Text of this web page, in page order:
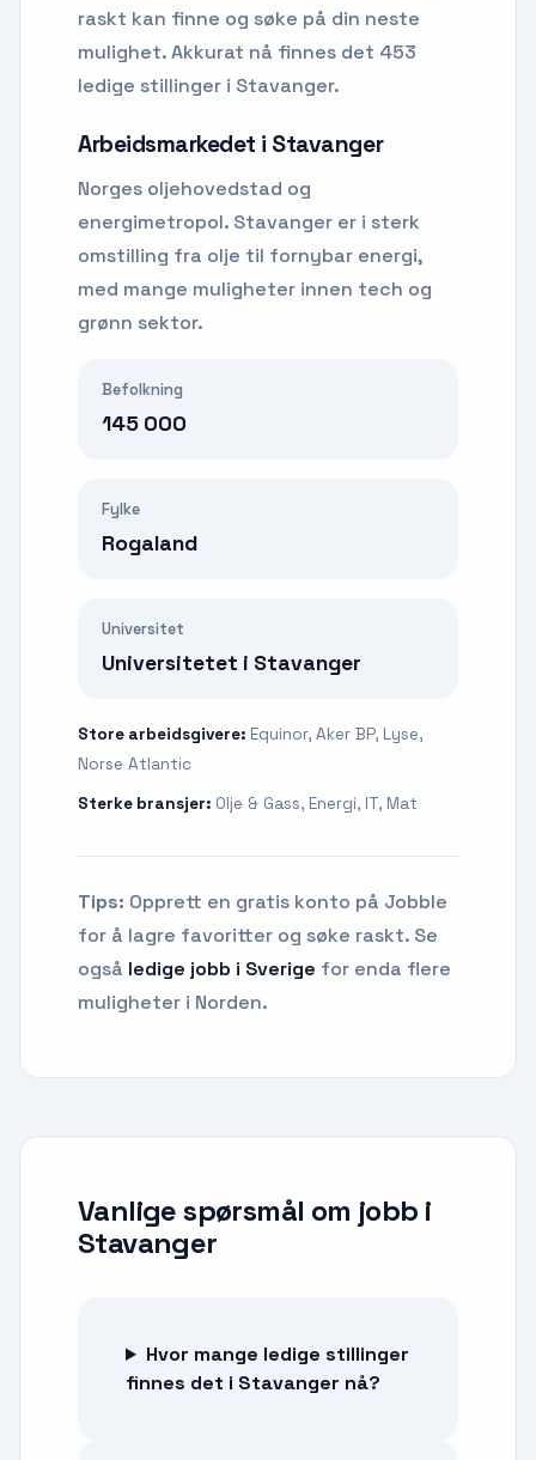
raskt kan finne og søke på din neste
mulighet.Akkurat nå finnes det 453
ledige stillinger i Stavanger.
Arbeidsmarkedet i Stavanger
Norges oljehovedstad og
energimetropol. Stavanger er i sterk
omstilling fra olje til fornybar energi,
med mange muligheter innen tech og
grønn sektor.
Befolkning
145 000
Fylke
Rogaland
Universitet
Universitetet i Stavanger
Store arbeidsgivere: Equinor, Aker BP, Lyse,
Norse Atlantic
Sterke bransjer: Olje & Gass, Energi, IT, Mat
Tips: Opprett en gratis konto på Jobble
for å lagre favoritter og søke raskt. Se
også ledige jobb i Sverige for enda flere
muligheter i Norden.
Vanlige spørsmål om jobb i
Stavanger
Hvor mange ledige stillinger
finnes det i Stavanger nå?